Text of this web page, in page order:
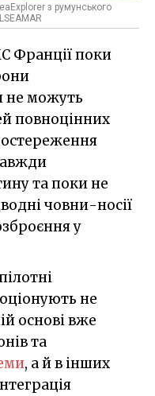
з румунського
Франції поки
не можуть
повноцінних
та поки не
човни-носії
у
не
основі вже
та
, а й в інших